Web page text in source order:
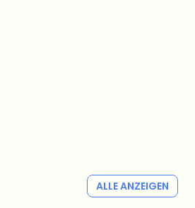
ALLE ANZEIGEN